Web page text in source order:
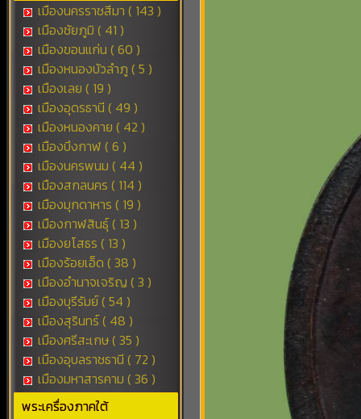
เมืองนครราชสีมา ( 143 )
เมืองชัยภูมิ ( 41 )
เมืองขอนแก่น ( 60 )
เมืองหนองบัวลำภู ( 5 )
เมืองเลย ( 19 )
เมืองอุดรธานี ( 49 )
เมืองหนองคาย ( 42 )
เมืองบึงกาฬ ( 6 )
เมืองนครพนม ( 44 )
เมืองสกลนคร ( 114 )
เมืองมุกดาหาร ( 19 )
เมืองกาฬสินธุ์ ( 13 )
เมืองยโสธร ( 13 )
เมืองร้อยเอ็ด ( 38 )
เมืองอำนาจเจริญ ( 3 )
เมืองบุรีรัมย์ ( 54 )
เมืองสุรินทร์ ( 48 )
เมืองศรีสะเกษ ( 35 )
เมืองอุบลราชธานี ( 72 )
เมืองมหาสารคาม ( 36 )
พระเครื่องภาคใต้